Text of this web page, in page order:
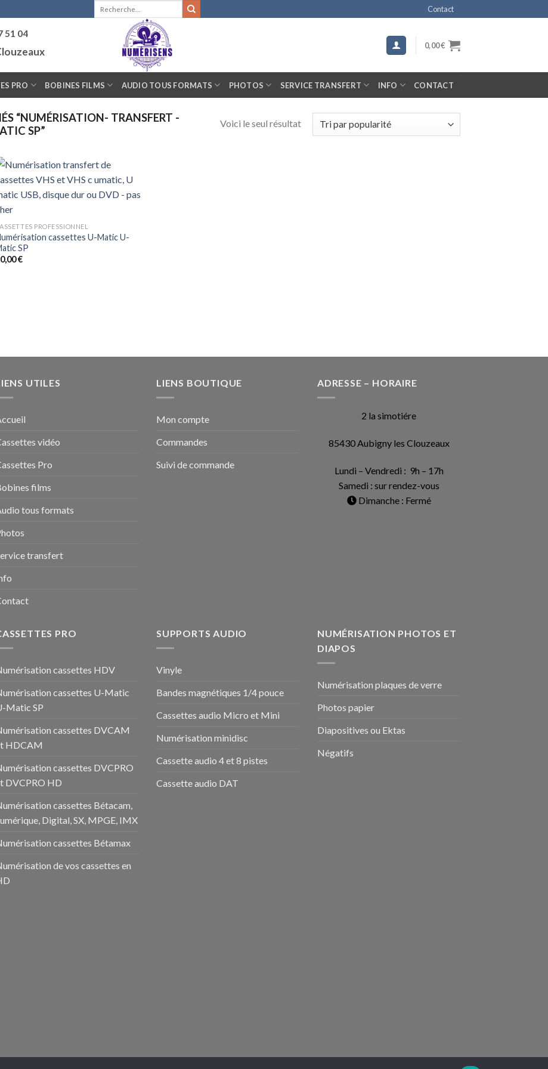
Contact
51 04
0,00€
PRO BOBINES FILMS AUDIO TOUS FORMATS PHOTOS SERVICE TRANSFERT INFO CONTACT
“NUMÉRISATION- TRANSFERT -
SP”
Voici le seul résultat
PROFESSIONNEL
cassettes U-Matic U-
SP
€
UTILES
vidéo
Pro
films
tous formats
transfert
LIENS BOUTIQUE
Mon compte
Commandes
Suivi de commande
ADRESSE – HORAIRE
2 la simotiére
85430 Aubigny les Clouzeaux
Lundi – Vendredi : 9h – 17h
Samedi : sur rendez-vous
Dimanche : Fermé
PRO
cassettes HDV
cassettes U-Matic
Matic SP
cassettes DVCAM
HDCAM
cassettes DVCPRO
DVCPRO HD
cassettes Bétacam,
Digital, SX, MPGE, IMX
cassettes Bétamax
de vos cassettes en
SUPPORTS AUDIO
Vinyle
Bandes magnétiques 1/4 pouce
Cassettes audio Micro et Mini
Numérisation minidisc
Cassette audio 4 et 8 pistes
Cassette audio DAT
NUMÉRISATION PHOTOS ET
DIAPOS
Numérisation plaques de verre
Photos papier
Diapositives ou Ektas
Négatifs